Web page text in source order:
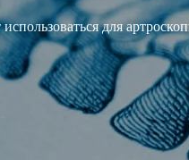
для